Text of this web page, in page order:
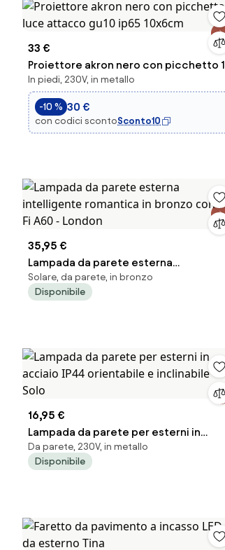
33 €
Proiettore akron nero con picchetto 1
luce attacco gu10 ip65 10x6cm
In piedi, 230V, in metallo
-10 % 30 €
con codici scontoSconto10
35,95 €
Lampada da parete esterna
intelligente romantica in bronzo con
Wi-Fi A60 - London
Solare, da parete, in bronzo
Disponibile
16,95 €
Lampada da parete per esterni in
acciaio IP44 orientabile e inclinabile -
Solo
Da parete, 230V, in metallo
Disponibile